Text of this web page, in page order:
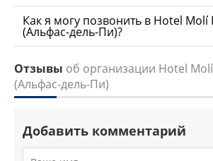
Как я могу позвонить в Hotel
(Альфас-дель-Пи)?
Отзывы об организации Hotel
(Альфас-дель-Пи)
Добавить комментарий